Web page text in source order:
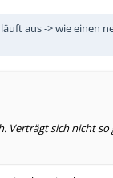
aus -> wie einen
Verträgt sich nicht so